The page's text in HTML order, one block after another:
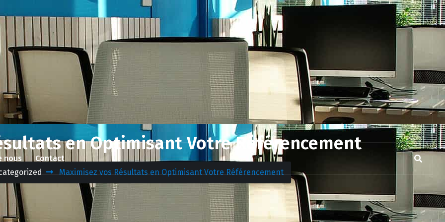
nous Contact
en Optimisant Votre Référencement
Maximisez vos Résultats en Optimisant Votre Référencement